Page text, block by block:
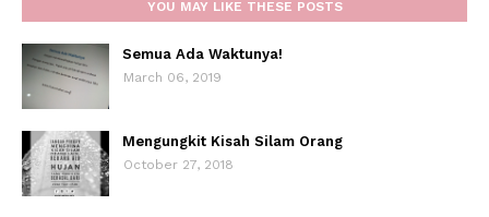
YOU MAY LIKE THESE POSTS
Semua Ada Waktunya!
March 06, 2019
Mengungkit Kisah Silam Orang
October 27, 2018